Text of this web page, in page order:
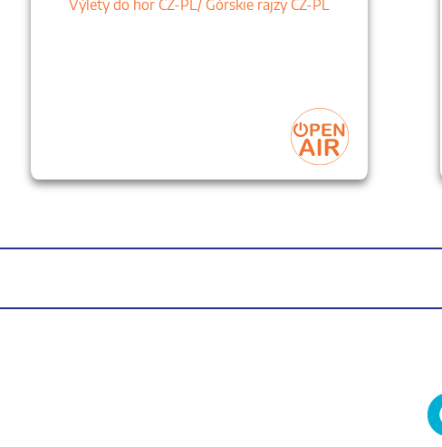
Výlety do hor CZ-PL/ Górskie rajzy CZ-PL